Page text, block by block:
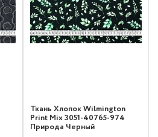
Ткань Хлопок Wilmington
Print Mix 3051-40765-974
Природа Черный